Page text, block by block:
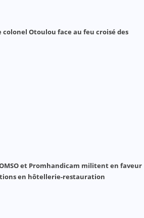
colonel Otoulou face au feu croisé des
et Promhandicam militent en faveur
en hôtellerie-restauration